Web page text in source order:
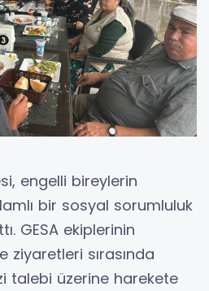
engelli bireylerin
bir sosyal sorumluluk
GESA ekiplerinin
ziyaretleri sırasında
talebi üzerine harekete